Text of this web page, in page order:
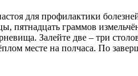
для профилактики
пятнадцать граммов
Залейте две – три
месте на полчаса. По